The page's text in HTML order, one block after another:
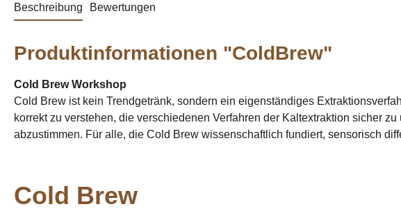
Beschreibung Bewertungen
Produktinformationen "ColdBrew"
Cold Brew Workshop
Cold Brew ist kein Trendgetränk, sondern ein eigenständiges
korrekt zu verstehen, die verschiedenen Verfahren der Kaltextraktion sicher
abzustimmen. Für alle, die Cold Brew wissenschaftlich fundiert, sensorisch
Cold Brew